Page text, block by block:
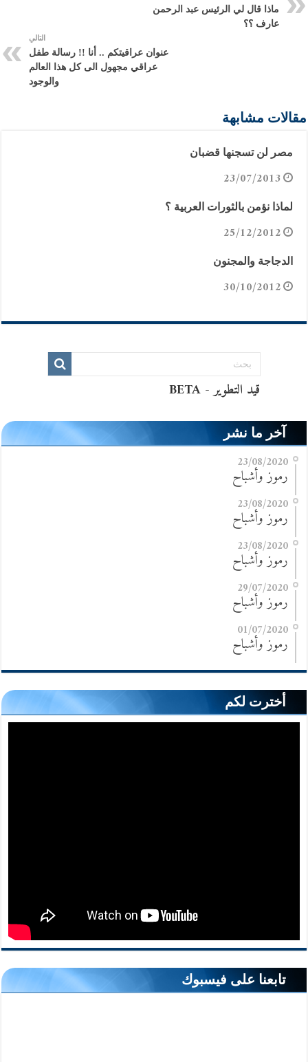
ماذا قال لي الرئيس عبد الرحمن
عارف ؟؟
التالي
عنوان عراقيتكم .. أنا !! رسالة طفل
عراقي مجهول الى كل هذا العالم
والوجود
مقالات مشابهة
مصر لن تسجنها قضبان
23/07/2013
لماذا نؤمن بالثورات العربية ؟
25/12/2012
الدجاجة والمجنون
30/10/2012
آخر ما نشر
23/08/2020
رموز وأشباح
23/08/2020
رموز وأشباح
23/08/2020
رموز وأشباح
29/07/2020
رموز وأشباح
01/07/2020
رموز وأشباح
أخترت لكم
تابعنا على فيسبوك